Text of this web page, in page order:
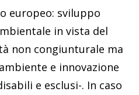
europeo: sviluppo
in vista del
non congiunturale ma
e innovazione
e esclusi-. In caso